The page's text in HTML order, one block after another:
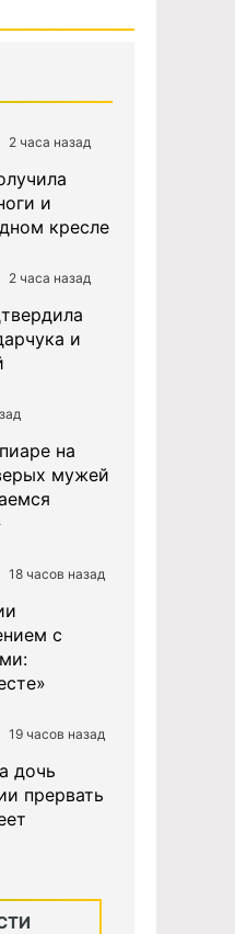
2 часа назад
и
кресле
2 часа назад
и
на
мужей
18 часов назад
с
19 часов назад
дочь
прервать